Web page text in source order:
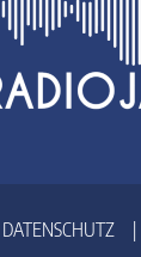
DATENSCHUTZ